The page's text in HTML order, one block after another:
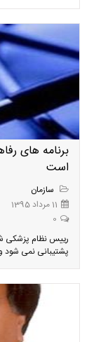
برنامه های
است
سازمان
11 مرداد 1395
0
رییس نظام پزشکی
پشتیبانی نمی شود